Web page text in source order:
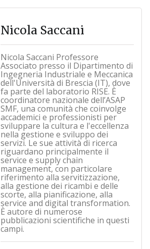
Nicola Saccani
Nicola Saccani Professore
Associato presso il Dipartimento di
Ingegneria Industriale e Meccanica
dell'Università di Brescia (IT), dove
fa parte del laboratorio RISE. È
coordinatore nazionale dell’ASAP
SMF, una comunità che coinvolge
accademici e professionisti per
sviluppare la cultura e l'eccellenza
nella gestione e sviluppo dei
servizi. Le sue attività di ricerca
riguardano principalmente il
service e supply chain
management, con particolare
riferimento alla servitizzazione,
alla gestione dei ricambi e delle
scorte, alla pianificazione, alla
service and digital transformation.
È autore di numerose
pubblicazioni scientifiche in questi
campi.